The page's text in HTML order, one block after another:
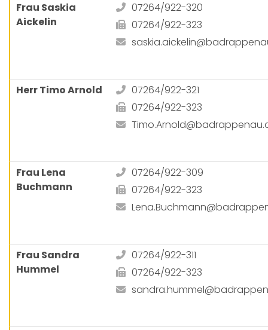
Frau Saskia
Aickelin
07264/922-320
07264/922-323
Herr Timo Arnold
07264/922-321
07264/922-323
Frau Lena
Buchmann
07264/922-309
07264/922-323
Frau Sandra
Hummel
07264/922-311
07264/922-323